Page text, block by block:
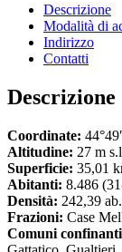
Descrizione
Modalità di
Indirizzo
Contatti
Descrizione
Coordinate:
Altitudine: 27 m
Superficie: 35,01
Abitanti: 8.486
Densità: 242,39
Frazioni: Case
Comuni